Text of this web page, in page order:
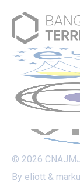
© 2026
By eliott &